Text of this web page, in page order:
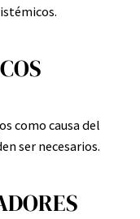
como causa del
ser necesarios.